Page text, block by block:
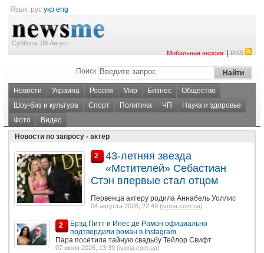
Язык: рус укр eng
Суббота, 08 Август
Мобильная версия|RSS
Поиск
Новости Украина Россия Мир Бизнес
Общество
Шоу-биз и культура
Спорт Политика ЧП
Наука и здоровье
Фото
Видео
Новости по запросу - актер
2
43-летняя звезда
«Мстителей» Себастиан
Стэн впервые стал отцом
Первенца актеру родила Аннабель Уоллис
04 августа 2026, 22:49 (ivona.com.ua)
2
Брэд Питт и Инес де Рамон официально
подтвердили роман в Instagram
Пара посетила тайную свадьбу Тейлор Свифт
07 июля 2026, 13:39 (ivona.com.ua)